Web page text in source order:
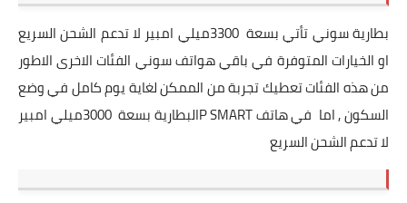
بطارية سوني تأتي بسعة 3300ميلي امبير لا تدعم الشحن السريع
او الخيارات المتوفرة في باقي هواتف سوني الفئات الاخرى الاطور
من هذه الفئات تعطيك تجربة من الممكن لغاية يوم كامل في وضع
السكون ,اما في هاتفP SMARTالبطارية بسعة 3000ميلي امبير
لا تدعم الشحن السريع